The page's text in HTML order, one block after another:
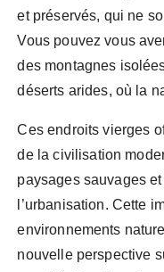
et préservés, qui ne
Vous pouvez vous
des montagnes
déserts arides, où la
Ces endroits vierges
de la civilisation
paysages sauvages
l’urbanisation. Cette
environnements
nouvelle perspective